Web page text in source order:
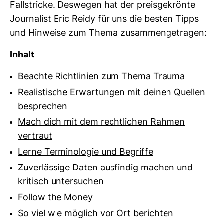
Fall­stricke. Des­wegen hat der preis­ge­krönte
Jour­na­list Eric Reidy für uns die besten Tipps
und Hin­weise zum Thema zusam­men­ge­tragen:
Inhalt
Beachte Richtlinien zum Thema Trauma
Realistische Erwartungen mit deinen Quellen
besprechen
Mach dich mit dem rechtlichen Rahmen
vertraut
Lerne Terminologie und Begriffe
Zuverlässige Daten ausfindig machen und
kritisch untersuchen
Follow the Money
So viel wie möglich vor Ort berichten